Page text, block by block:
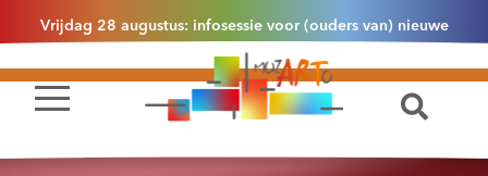
Vrijdag 28 augustus: infosessie voor (ouders van) nieuwe
leerlingen 2.1 om 13u30 in Essen